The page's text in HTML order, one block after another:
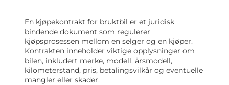
En kjøpekontrakt for bruktbil er et juridisk
bindende dokument som regulerer
kjøpsprosessen mellom en selger og en kjøper.
Kontrakten inneholder viktige opplysninger om
bilen, inkludert merke, modell, årsmodell,
kilometerstand, pris, betalingsvilkår og eventuelle
mangler eller skader.